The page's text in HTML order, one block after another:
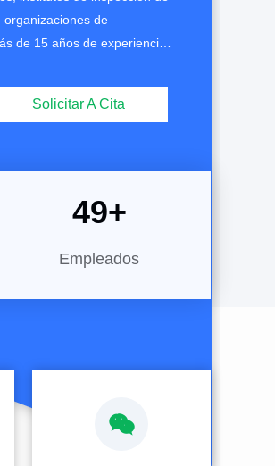
de
de 15 años de experiencia
ingeniería mecánica, el
y el diseño ...
Solicitar A Cita
50+
Empleados